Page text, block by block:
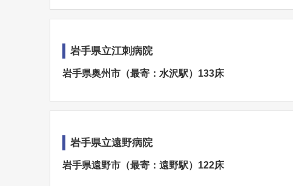
岩手県立江刺病院
岩手県奥州市（最寄：水沢駅）133床
岩手県立遠野病院
岩手県遠野市（最寄：遠野駅）122床